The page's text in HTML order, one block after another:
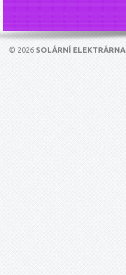
© 2026 SOLÁRNÍ ELEKTRÁRNA